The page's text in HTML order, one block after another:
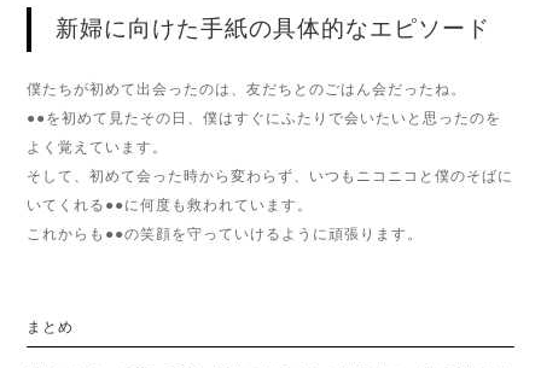
新婦に向けた手紙の具体的なエピソード
僕たちが初めて出会ったのは、友だちとのごはん会だったね。
●●を初めて見たその日、僕はすぐにふたりで会いたいと思ったのを
よく覚えています。
そして、初めて会った時から変わらず、いつもニコニコと僕のそばに
いてくれる●●に何度も救われています。
これからも●●の笑顔を守っていけるように頑張ります。
まとめ